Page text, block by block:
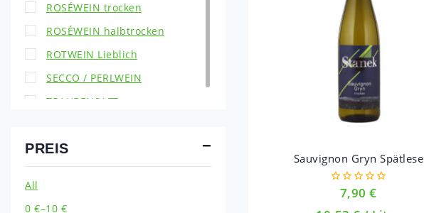
Sauvignon Gryn Spätlese
7,90€
ROSÉWEIN trocken
ROSÉWEIN halbtrocken
ROTWEIN Lieblich
SECCO / PERLWEIN
TRAUBENSAFT
PREIS
All
0 €–10 €